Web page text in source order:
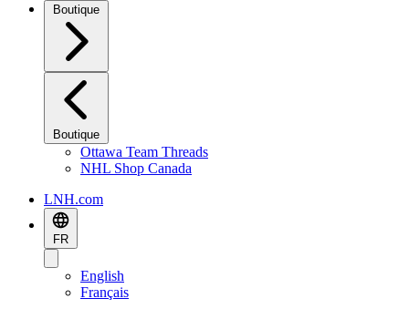
Boutique
Boutique
Ottawa Team Threads
NHL Shop Canada
LNH.com
FR
English
Français